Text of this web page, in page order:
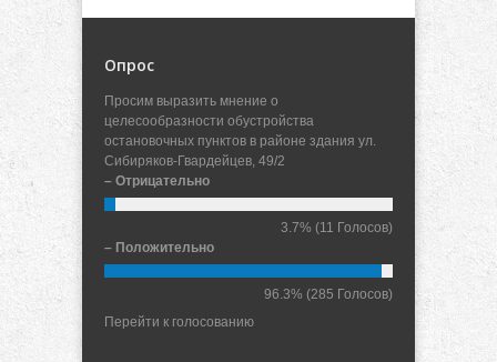
Опрос
Просим выразить мнение о
целесообразности обустройства
остановочных пунктов в районе здания ул.
Сибиряков-Гвардейцев, 49/2
– Отрицательно
3.7% (11 Голосов)
– Положительно
96.3% (285 Голосов)
Перейти к голосованию